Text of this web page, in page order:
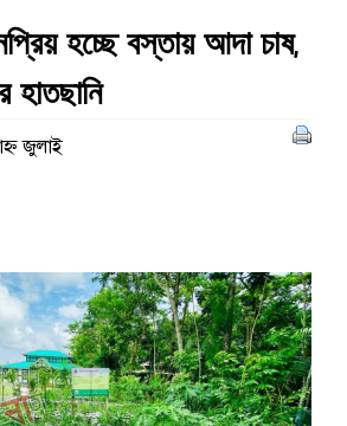
হচ্ছে বস্তায় আদা চাষ,
হাতছানি
জুলাই